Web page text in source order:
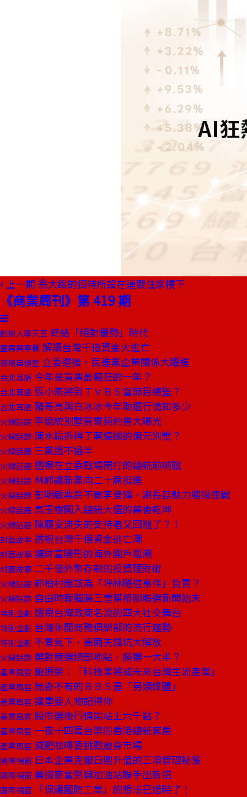
上一期 翁大銘的招待所設在連戰住家樓下
《商業周刊》第 419 期
創辦人聊天室 終結「絕對優勢」時代
童再興專欄 解讀台灣千億資金大逃亡
商場自慢塾 立委選後，民進黨企業關係大躍進
台北耳語 今年是買票最瘋狂的一年？
台北耳語 張小燕將到ＴＶＢＳ當節目總監？
台北耳語 豬哥亮與白冰冰今年助選行情知多少
火線話題 李總統別墅買賣契約書大曝光
火線話題 陳水扁拆得了蔣緯國的億元別墅？
火線話題 三黨過不過半
火線話題 透視在立委戰場開打的總統前哨戰
火線話題 林郝讓新黨向二十席挺進
火線話題 彭明敏票房不敵李登輝，謝長廷魅力勝過連戰
火線話題 高玉樹闖入總統大選的幕後乾坤
火線話題 陳履安流失的支持者又回籠了？！
封面故事 透視台灣千億資金逃亡潮
封面故事 讓財富隱形的海外開戶風潮
封面故事 二千億外幣存款的投資理財術
火線話題 郝柏村應該為「坪林隧道事件」負責？
火線話題 自由時報獨漏三重幫樁腳賄選新聞始末
特別企劃 透視台灣政商名流的四大社交舞台
特別企劃 台灣休閒商務俱樂部的流行趨勢
特別企劃 不景氣下，高爾夫錢坑大解放
火線話題 選對競選總部地點，勝選一大半？
產業風雲 施振榮：「科技業將成未來台灣主流產業」
產業風雲 無奇不有的ＢＢＳ是「另類媒體」
產業風雲 讓重要人物記得你
產業風雲 股市選後行情能站上六千點？
產業風雲 一夜十四萬台幣的香港總統套房
產業風雲 減肥咖啡要挑戰瘦身市場
國際視窗 日本企業克服日圓升值的三項管理祕笈
國際視窗 美國麥當勞與加油站聯手出新招
國際視窗 「保護國防工業」的想法已過時了！